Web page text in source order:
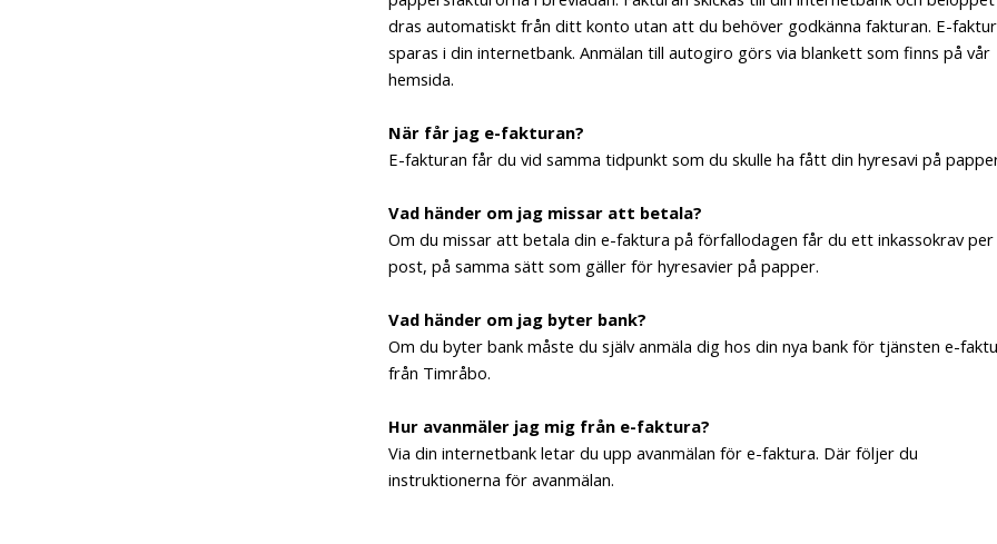
dras automatiskt från ditt konto utan att du behöver godkänna fakturan. E-
sparas i din internetbank. Anmälan till autogiro görs via blankett som finns på vår
hemsida.
När får jag e-fakturan?
E-fakturan får du vid samma tidpunkt som du skulle ha fått din hyresavi på
Vad händer om jag missar att betala?
Om du missar att betala din e-faktura på förfallodagen får du ett inkassokrav per
post, på samma sätt som gäller för hyresavier på papper.
Vad händer om jag byter bank?
Om du byter bank måste du själv anmäla dig hos din nya bank för tjänsten e-
från Timråbo.
Hur avanmäler jag mig från e-faktura?
Via din internetbank letar du upp avanmälan för e-faktura. Där följer du
instruktionerna för avanmälan.